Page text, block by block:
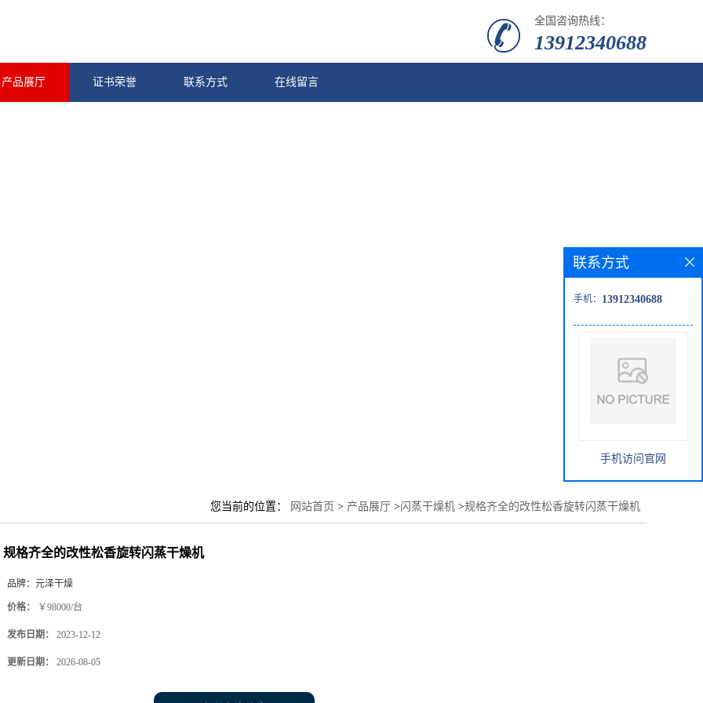
全国咨询热线：
13912340688
产品展厅 证书荣誉 联系方式 在线留言
您当前的位置： 网站首页 > 产品展厅 >闪蒸干燥机 >规格齐全的改性松香旋转闪蒸干燥机
规格齐全的改性松香旋转闪蒸干燥机
品牌： 元泽干燥
价格： ￥98000/台
发布日期： 2023-12-12
更新日期： 2026-08-05
联系方式
手机： 13912340688
手机访问官网